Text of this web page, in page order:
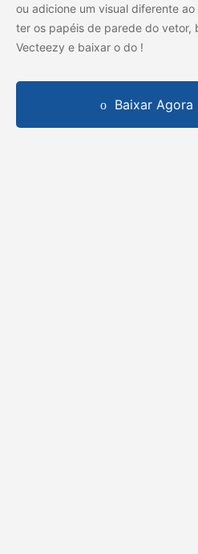
ou adicione um visual diferente
ter os papéis de parede do vetor,
Vecteezy e baixar o do !
Baixar